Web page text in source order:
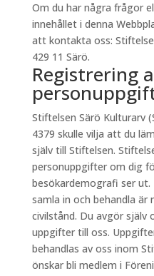
Om du har några frågor
innehållet i denna
att kontakta oss:
429 11 Särö.
Registrering
Stiftelsen Särö Kulturarv
4379 skulle vilja att du
själv till Stiftelsen.
personuppgifter om dig
besökardemografi ser
samla in och behandla är
civilstånd. Du avgör själv
uppgifter till oss.
behandlas av oss inom
önskar bli medlem i